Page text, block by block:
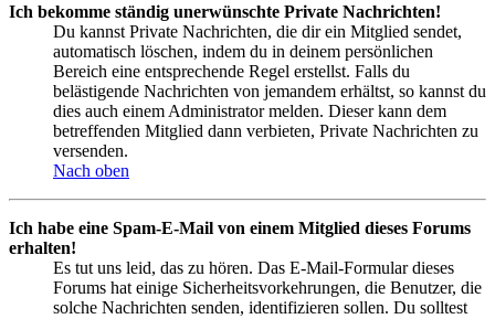
Ich bekomme ständig unerwünschte Private Nachrichten!
Du kannst Private Nachrichten, die dir ein Mitglied sendet,
automatisch löschen, indem du in deinem persönlichen
Bereich eine entsprechende Regel erstellst. Falls du
belästigende Nachrichten von jemandem erhältst, so kannst du
dies auch einem Administrator melden. Dieser kann dem
betreffenden Mitglied dann verbieten, Private Nachrichten zu
versenden.
Nach oben
Ich habe eine Spam-E-Mail von einem Mitglied dieses Forums
erhalten!
Es tut uns leid, das zu hören. Das E-Mail-Formular dieses
Forums hat einige Sicherheitsvorkehrungen, die Benutzer, die
solche Nachrichten senden, identifizieren sollen. Du solltest